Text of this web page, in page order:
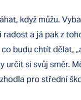
když můžu.
a já pak z
budu chtít dělat,
určit si svůj směr.
pro střední